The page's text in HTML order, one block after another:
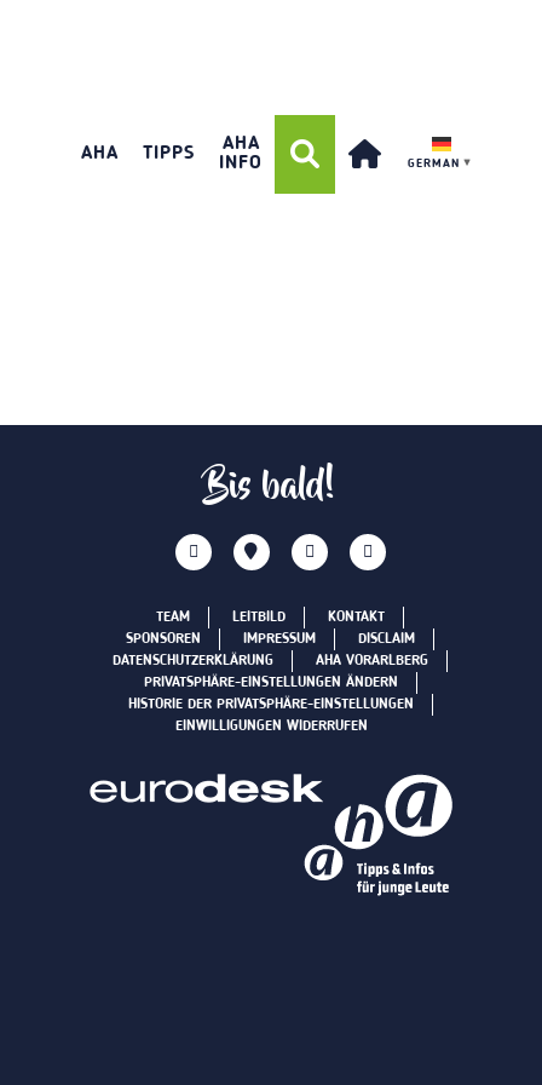
AHA TIPPS
AHA
INFO
GERMAN ▼
Bis bald!
TEAM LEITBILD
KONTAKT
SPONSOREN
IMPRESSUM
DISCLAIM
DATENSCHUTZERKLÄRUNG
AHA VORARLBERG
PRIVATSPHÄRE-EINSTELLUNGEN ÄNDERN
HISTORIE DER PRIVATSPHÄRE-EINSTELLUNGEN
EINWILLIGUNGEN WIDERRUFEN